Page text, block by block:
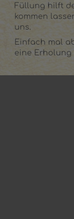
Füllung hilft
kommen
uns.
Einfach mal
eine Erholung